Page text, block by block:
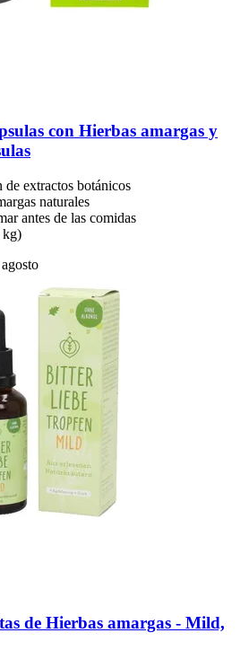
con Hierbas amargas y
extractos botánicos
naturales
antes de las comidas
kg)
de Hierbas amargas -​ Mild,